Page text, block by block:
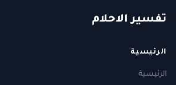
تفسير الاحلام
الرئيسية
الرئيسية